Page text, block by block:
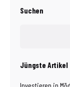
Suchen
Jüngste Artikel